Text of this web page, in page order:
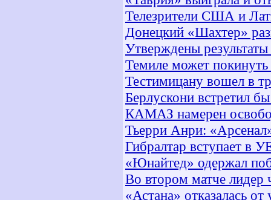
Телезрители США и
Донецкий «Шахтер»
Утверждены
Темиле может
Тестимицану вошел в
Берлускони встретил
КАМАЗ намерен
Тьерри Анри:
Гибралтар вступает в
«Юнайтед» одержал
Во втором матче лидер
«Астана» отказалась